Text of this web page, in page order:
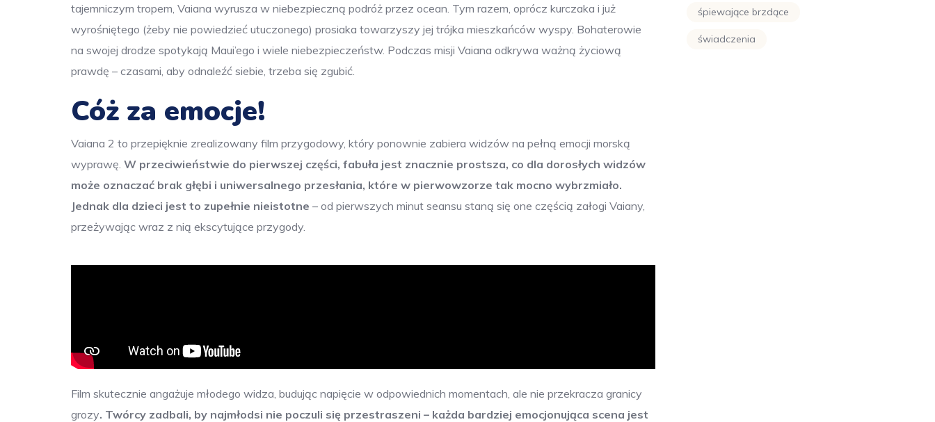
tajemniczym tropem, Vaiana wyrusza w niebezpieczną podróż przez ocean. Tym razem, oprócz kurczaka i już
wyrośniętego (żeby nie powiedzieć utuczonego) prosiaka towarzyszy jej trójka mieszkańców wyspy. Bohaterowie
na swojej drodze spotykają Maui’ego i wiele niebezpieczeństw. Podczas misji Vaiana odkrywa ważną życiową
prawdę – czasami, aby odnaleźć siebie, trzeba się zgubić.
Cóż za emocje!
Vaiana 2 to przepięknie zrealizowany film przygodowy, który ponownie zabiera widzów na pełną emocji morską
wyprawę. W przeciwieństwie do pierwszej części, fabuła jest znacznie prostsza, co dla dorosłych widzów
może oznaczać brak głębi i uniwersalnego przesłania, które w pierwowzorze tak mocno wybrzmiało.
Jednak dla dzieci jest to zupełnie nieistotne – od pierwszych minut seansu staną się one częścią załogi Vaiany,
przeżywając wraz z nią ekscytujące przygody.
Film skutecznie angażuje młodego widza, budując napięcie w odpowiednich momentach, ale nie przekracza granicy
grozy. Twórcy zadbali, by najmłodsi nie poczuli się przestraszeni – każda bardziej emocjonująca scena jest
śpiewające brzdące
świadczenia